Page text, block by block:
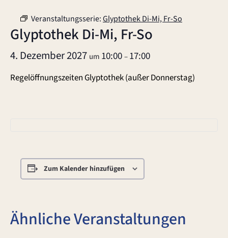
Veranstaltungsserie:Glyptothek Di-Mi, Fr-So
Glyptothek Di-Mi, Fr-So
4. Dezember 2027 um 10:00–17:00
Regelöffnungszeiten Glyptothek (außer Donnerstag)
Zum Kalender hinzufügen
Ähnliche Veranstaltungen